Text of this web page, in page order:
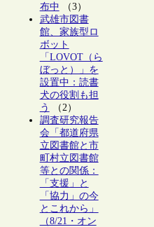
布中 （3）
武雄市図書
館、家族型ロ
ボット
「LOVOT（ら
ぼっと）」を
設置中：読書
犬の役割も担
う
（2）
調査研究報告
会「都道府県
立図書館と市
町村立図書館
等との関係：
「支援」と
「協力」の今
とこれから」
（8/21・オン